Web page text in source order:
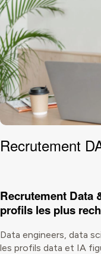
Recrutement
Recrutement Data
profils les plus
Data engineers, data
les profils data et IA